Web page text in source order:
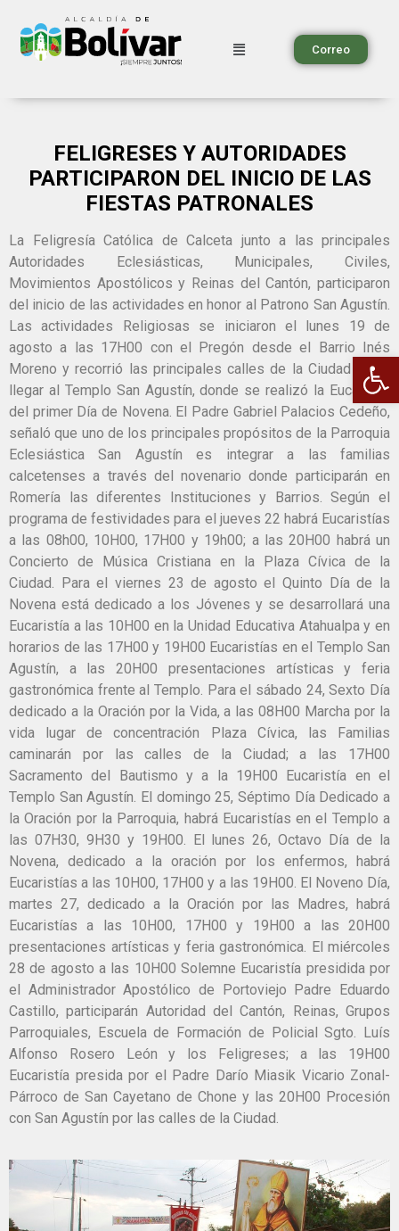
Correo
FELIGRESES Y AUTORIDADES
PARTICIPARON DEL INICIO DE LAS
FIESTAS PATRONALES
La Feligresía Católica de Calceta junto a las principales
Autoridades Eclesiásticas, Municipales, Civiles,
Movimientos Apostólicos y Reinas del Cantón, participaron
del inicio de las actividades en honor al Patrono San Agustín.
Las actividades Religiosas se iniciaron el lunes 19 de
agosto a las 17H00 con el Pregón desde el Barrio Inés
Moreno y recorrió las principales calles de la Ciudad hasta
llegar al Templo San Agustín, donde se realizó la Eucaristía
del primer Día de Novena. El Padre Gabriel Palacios Cedeño,
señaló que uno de los principales propósitos de la Parroquia
Eclesiástica San Agustín es integrar a las familias
calcetenses a través del novenario donde participarán en
Romería las diferentes Instituciones y Barrios. Según el
programa de festividades para el jueves 22 habrá Eucaristías
a las 08h00, 10H00, 17H00 y 19h00; a las 20H00 habrá un
Concierto de Música Cristiana en la Plaza Cívica de la
Ciudad. Para el viernes 23 de agosto el Quinto Día de la
Novena está dedicado a los Jóvenes y se desarrollará una
Eucaristía a las 10H00 en la Unidad Educativa Atahualpa y en
horarios de las 17H00 y 19H00 Eucaristías en el Templo San
Agustín, a las 20H00 presentaciones artísticas y feria
gastronómica frente al Templo. Para el sábado 24, Sexto Día
dedicado a la Oración por la Vida, a las 08H00 Marcha por la
vida lugar de concentración Plaza Cívica, las Familias
caminarán por las calles de la Ciudad; a las 17H00
Sacramento del Bautismo y a la 19H00 Eucaristía en el
Templo San Agustín. El domingo 25, Séptimo Día Dedicado a
la Oración por la Parroquia, habrá Eucaristías en el Templo a
las 07H30, 9H30 y 19H00. El lunes 26, Octavo Día de la
Novena, dedicado a la oración por los enfermos, habrá
Eucaristías a las 10H00, 17H00 y a las 19H00. El Noveno Día,
martes 27, dedicado a la Oración por las Madres, habrá
Eucaristías a las 10H00, 17H00 y 19H00 a las 20H00
presentaciones artísticas y feria gastronómica. El miércoles
28 de agosto a las 10H00 Solemne Eucaristía presidida por
el Administrador Apostólico de Portoviejo Padre Eduardo
Castillo, participarán Autoridad del Cantón, Reinas, Grupos
Parroquiales, Escuela de Formación de Policial Sgto. Luís
Alfonso Rosero León y los Feligreses; a las 19H00
Eucaristía presida por el Padre Darío Miasik Vicario Zonal-
Párroco de San Cayetano de Chone y las 20H00 Procesión
con San Agustín por las calles de la Ciudad.